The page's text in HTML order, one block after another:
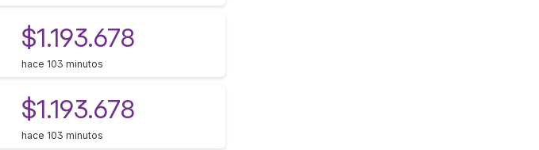
$1.193.678
hace 103 minutos
$1.193.678
hace 103 minutos